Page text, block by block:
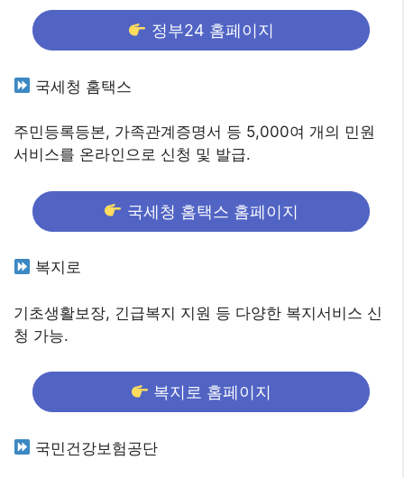
정부24 홈페이지
국세청 홈택스
주민등록등본, 가족관계증명서 등 5,000여 개의 민원
서비스를 온라인으로 신청 및 발급.
국세청 홈택스 홈페이지
복지로
기초생활보장, 긴급복지 지원 등 다양한 복지서비스 신
청 가능.
복지로 홈페이지
국민건강보험공단